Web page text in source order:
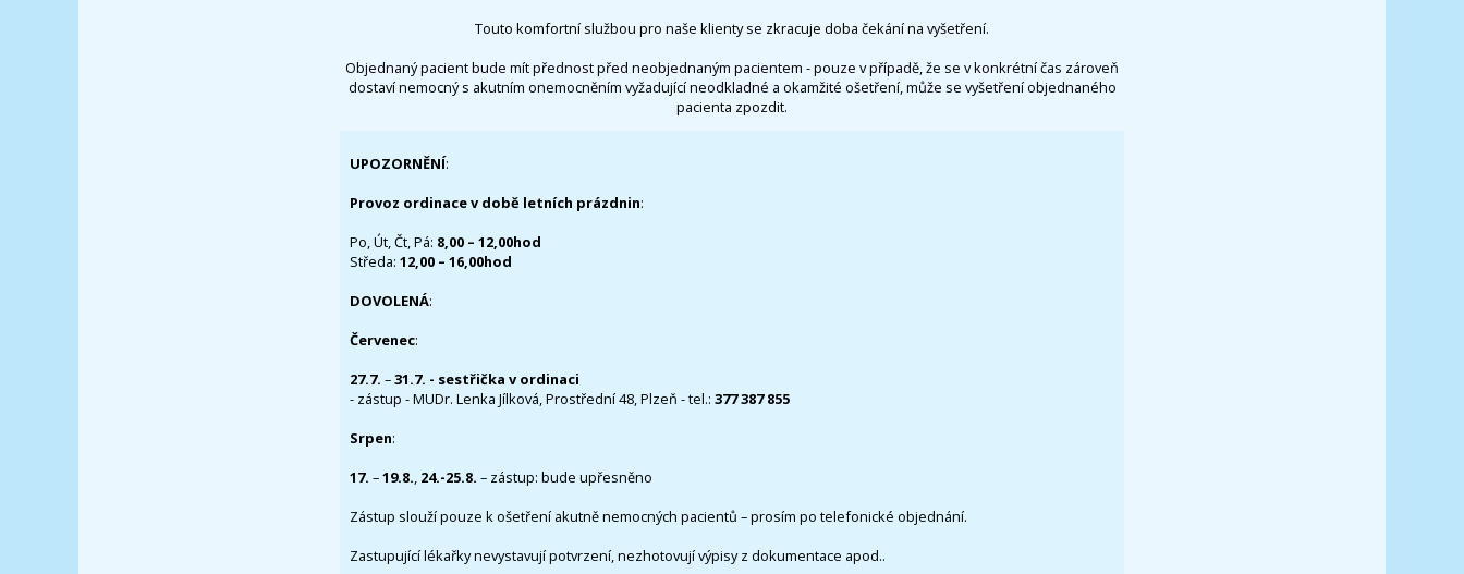
Touto komfortní službou pro naše klienty se zkracuje doba čekání na vyšetření.
Objednaný pacient bude mít přednost před neobjednaným pacientem - pouze v případě, že se v konkrétní čas zároveň
dostaví nemocný s akutním onemocněním vyžadující neodkladné a okamžité ošetření, může se vyšetření objednaného
pacienta zpozdit.
UPOZORNĚNÍ:
Provoz ordinace v době letních prázdnin:
Po, Út, Čt, Pá: 8,00 – 12,00hod
Středa: 12,00 – 16,00hod
DOVOLENÁ:
Červenec:
27.7. –31.7. - sestřička v ordinaci
- zástup - MUDr. Lenka Jílková, Prostřední 48, Plzeň - tel.: 377 387 855
Srpen:
17. –19.8., 24.-25.8. – zástup: bude upřesněno
Zástup slouží pouze k ošetření akutně nemocných pacientů – prosím po telefonické objednání.
Zastupující lékařky nevystavují potvrzení, nezhotovují výpisy z dokumentace apod..